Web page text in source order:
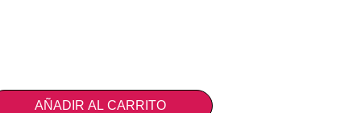
AÑADIR AL CARRITO